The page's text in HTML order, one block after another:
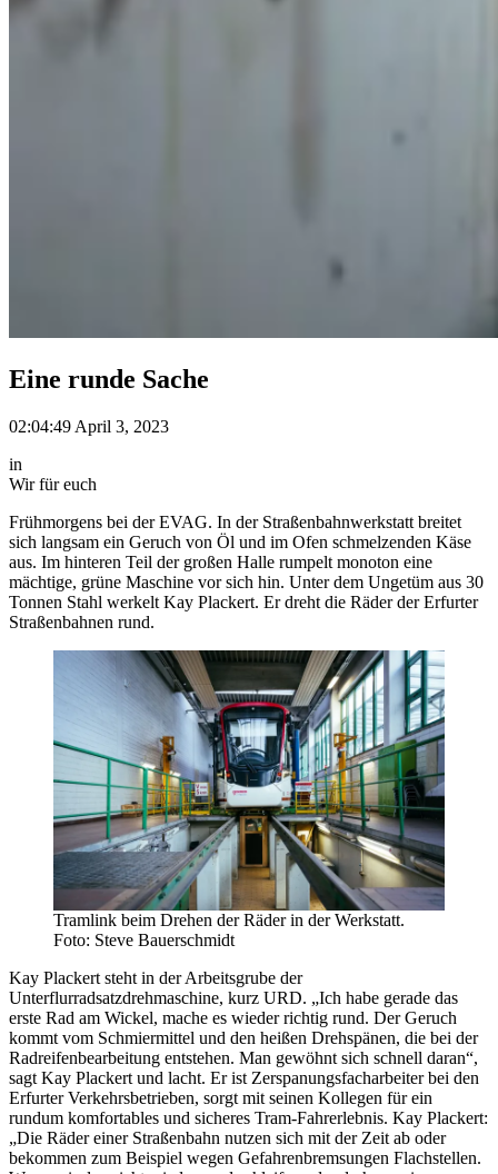
Eine runde Sache
02:04:49 April 3, 2023
in
Wir für euch
Frühmorgens bei der EVAG. In der Straßenbahnwerkstatt breitet
sich langsam ein Geruch von Öl und im Ofen schmelzenden Käse
aus. Im hinteren Teil der großen Halle rumpelt monoton eine
mächtige, grüne Maschine vor sich hin. Unter dem Ungetüm aus 30
Tonnen Stahl werkelt Kay Plackert. Er dreht die Räder der Erfurter
Straßenbahnen rund.
Tramlink beim Drehen der Räder in der Werkstatt.
Foto: Steve Bauerschmidt
Kay Plackert steht in der Arbeitsgrube der
Unterflurradsatzdrehmaschine, kurz URD. „Ich habe gerade das
erste Rad am Wickel, mache es wieder richtig rund. Der Geruch
kommt vom Schmiermittel und den heißen Drehspänen, die bei der
Radreifenbearbeitung entstehen. Man gewöhnt sich schnell daran“,
sagt Kay Plackert und lacht. Er ist Zerspanungsfacharbeiter bei den
Erfurter Verkehrsbetrieben, sorgt mit seinen Kollegen für ein
rundum komfortables und sicheres Tram-Fahrerlebnis. Kay Plackert:
„Die Räder einer Straßenbahn nutzen sich mit der Zeit ab oder
bekommen zum Beispiel wegen Gefahrenbremsungen Flachstellen.